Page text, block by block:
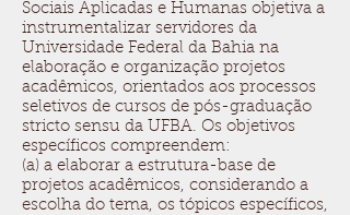
Sociais Aplicadas e Humanas objetiva a
instrumentalizar servidores da
Universidade Federal da Bahia na
elaboração e organização projetos
acadêmicos, orientados aos processos
seletivos de cursos de pós-graduação
stricto sensu da UFBA. Os objetivos
específicos compreendem:
(a) a elaborar a estrutura-base de
projetos acadêmicos, considerando a
escolha do tema, os tópicos específicos,